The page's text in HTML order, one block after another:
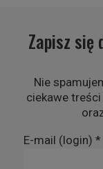
Zapisz się
Nie
ciekawe
E-mail (login) *